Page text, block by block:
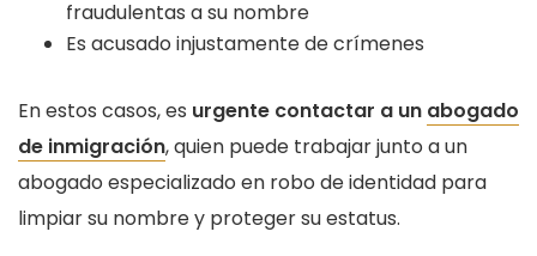
fraudulentas a su nombre
Es acusado injustamente de crímenes
En estos casos, es urgente contactar a un abogado
de inmigración, quien puede trabajar junto a un
abogado especializado en robo de identidad para
limpiar su nombre y proteger su estatus.